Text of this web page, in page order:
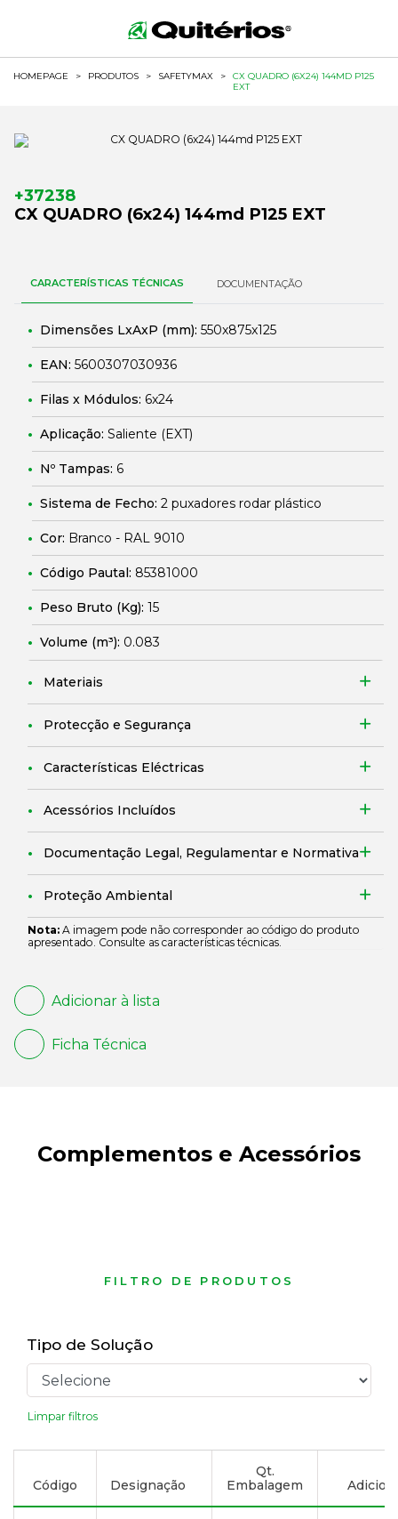
HOMEPAGE > PRODUTOS > SAFETYMAX >
CX QUADRO (6X24) 144MD P125
EXT
+37238
CX QUADRO (6x24) 144md P125 EXT
CARACTERÍSTICAS TÉCNICAS DOCUMENTAÇÃO
Dimensões LxAxP (mm): 550x875x125
EAN: 5600307030936
Filas x Módulos: 6x24
Aplicação: Saliente (EXT)
Nº Tampas: 6
Sistema de Fecho: 2 puxadores rodar plástico
Cor: Branco - RAL 9010
Código Pautal: 85381000
Peso Bruto (Kg): 15
Volume (m³): 0.083
Materiais
Protecção e Segurança
Características Eléctricas
Acessórios Incluídos
Documentação Legal, Regulamentar e Normativa
Proteção Ambiental
Nota: A imagem pode não corresponder ao código do produto
apresentado. Consulte as características técnicas.
Adicionar à lista
Ficha Técnica
Complementos e Acessórios
FILTRO DE PRODUTOS
Tipo de Solução
Limpar filtros
Código Designação
Qt.
Embalagem